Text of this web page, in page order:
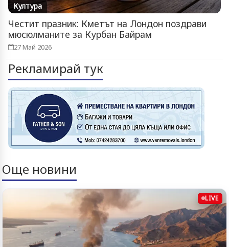
Култура
Честит празник: Кметът на Лондон поздрави
мюсюлманите за Курбан Байрам
27 Май 2026
Рекламирай тук
Още новини
LIVE